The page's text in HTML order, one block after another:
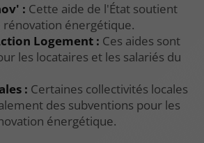
: Cette aide de l'État soutient
rénovation énergétique.
Logement : Ces aides sont
les locataires et les salariés du
: Certaines collectivités locales
des subventions pour les
énergétique.